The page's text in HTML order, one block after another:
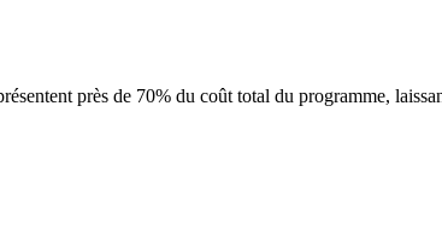
près de 70% du coût total du programme,